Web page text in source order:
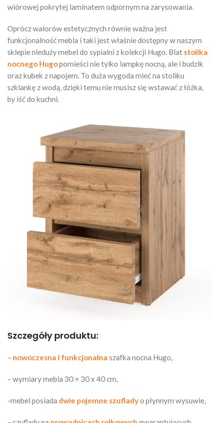
wiórowej pokrytej laminatem odpornym na zarysowania.
Oprócz walorów estetycznych równie ważna jest
funkcjonalność mebla i taki jest właśnie dostępny w naszym
sklepie nieduży mebel do sypialni z kolekcji Hugo. Blat stolika
nocnego Hugopomieści nie tylko lampkę nocną, ale i budzik
oraz kubek z napojem. To duża wygoda mieć na stoliku
szklankę z wodą, dzięki temu nie musisz się wstawać z łóżka,
by iść do kuchni.
Szczegóły produktu:
– nowoczesna i funkcjonalna szafka nocna Hugo,
– wymiary mebla 30 × 30 x 40 cm,
-mebel posiada dwie pojemne szufladyo płynnym wysuwie,